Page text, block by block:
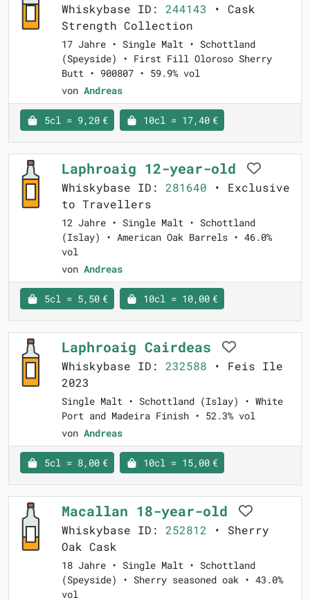
Whiskybase ID: 244143 • Cask
Strength Collection
17 Jahre • Single Malt • Schottland
(Speyside) • First Fill Oloroso Sherry
Butt • 900807 • 59.9% vol
von Andreas
5cl = 9,20 € 10cl = 17,40 €
Laphroaig 12-year-old
Whiskybase ID: 281640 • Exclusive
to Travellers
12 Jahre • Single Malt • Schottland
(Islay) • American Oak Barrels • 46.0%
vol
von Andreas
5cl = 5,50 € 10cl = 10,00 €
Laphroaig Cairdeas
Whiskybase ID: 232588 • Feis Ile
2023
Single Malt • Schottland (Islay) • White
Port and Madeira Finish • 52.3% vol
von Andreas
5cl = 8,00 € 10cl = 15,00 €
Macallan 18-year-old
Whiskybase ID: 252812 • Sherry
Oak Cask
18 Jahre • Single Malt • Schottland
(Speyside) • Sherry seasoned oak • 43.0%
vol